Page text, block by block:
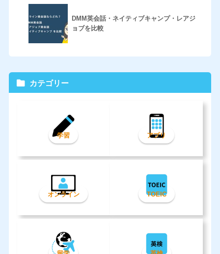
DMM英会話・ネイティブキャンプ・レアジ
ョブを比較
カテゴリー
学習 アプリ
オンライン TOEIC